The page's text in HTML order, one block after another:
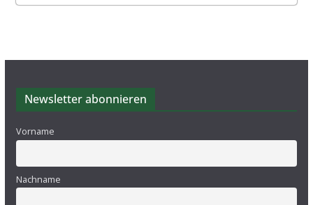
Newsletter abonnieren
Vorname
Nachname